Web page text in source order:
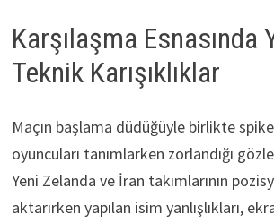
Karşılaşma Esnasında
Teknik Karışıklıklar
Maçın başlama düdüğüyle birlikte
oyuncuları tanımlarken zorlandığı
Yeni Zelanda ve İran takımlarının
aktarırken yapılan isim yanlışlıkları,